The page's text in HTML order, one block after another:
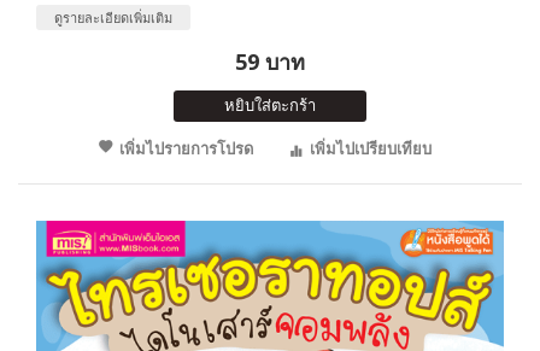
ดูรายละเอียดเพิ่มเติม
59 บาท
หยิบใส่ตะกร้า
เพิ่มไปรายการโปรด
เพิ่มไปเปรียบเทียบ